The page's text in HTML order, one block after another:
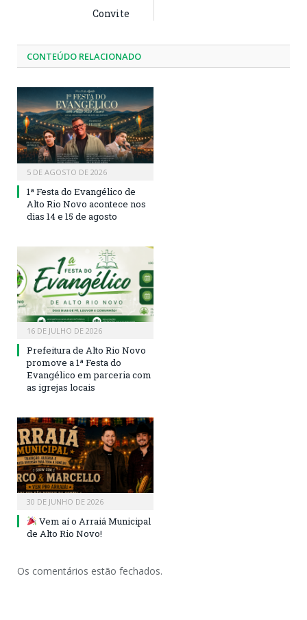
Convite
CONTEÚDO RELACIONADO
5 DE AGOSTO DE 2026
1ª Festa do Evangélico de
Alto Rio Novo acontece nos
dias 14 e 15 de agosto
16 DE JULHO DE 2026
Prefeitura de Alto Rio Novo
promove a 1ª Festa do
Evangélico em parceria com
as igrejas locais
30 DE JUNHO DE 2026
Vem aí o Arraiá Municipal
de Alto Rio Novo!
Os comentários estão fechados.